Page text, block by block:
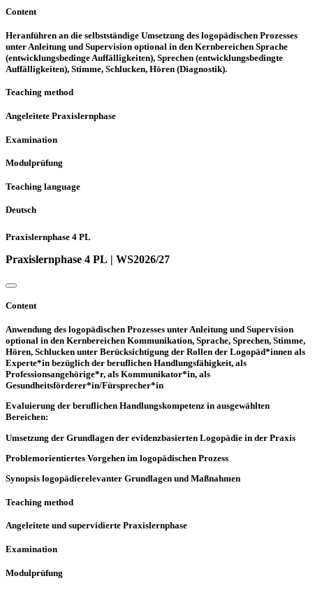
Content
Heranführen an die selbstständige Umsetzung des logopädischen Prozesses
unter Anleitung und Supervision optional in den Kernbereichen Sprache
(entwicklungsbedinge Auffälligkeiten), Sprechen (entwicklungsbedingte
Auffälligkeiten), Stimme, Schlucken, Hören (Diagnostik).
Teaching method
Angeleitete Praxislernphase
Examination
Modulprüfung
Teaching language
Deutsch
Praxislernphase 4 PL
Praxislernphase 4 PL | WS2026/27
Content
Anwendung des logopädischen Prozesses unter Anleitung und Supervision
optional in den Kernbereichen Kommunikation, Sprache, Sprechen, Stimme,
Hören, Schlucken unter Berücksichtigung der Rollen der Logopäd*innen als
Experte*in bezüglich der beruflichen Handlungsfähigkeit, als
Professionsangehörige*r, als Kommunikator*in, als
Gesundheitsförderer*in/Fürsprecher*in
Evaluierung der beruflichen Handlungskompetenz in ausgewählten
Bereichen:
Umsetzung der Grundlagen der evidenzbasierten Logopädie in der Praxis
Problemorientiertes Vorgehen im logopädischen Prozess
Synopsis logopädierelevanter Grundlagen und Maßnahmen
Teaching method
Angeleitete und supervidierte Praxislernphase
Examination
Modulprüfung